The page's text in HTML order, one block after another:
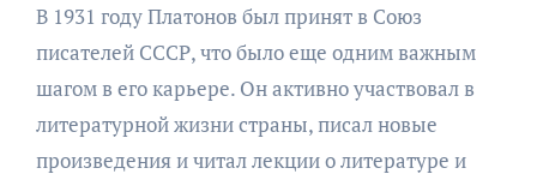
В 1931 году Платонов был принят в Союз
писателей СССР, что было еще одним важным
шагом в его карьере. Он активно участвовал в
литературной жизни страны, писал новые
произведения и читал лекции о литературе и